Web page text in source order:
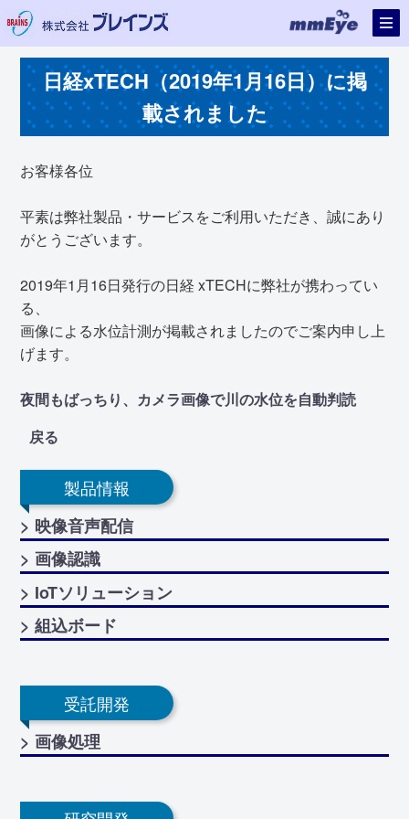
日経xTECH（2019年1月16日）に掲
載されました
お客様各位
平素は弊社製品・サービスをご利用いただき、誠にあり
がとうございます。
2019年1月16日発行の日経 xTECHに弊社が携わってい
る、
画像による水位計測が掲載されましたのでご案内申し上
げます。
夜間もばっちり、カメラ画像で川の水位を自動判読
戻る
製品情報
> 映像音声配信
> 画像認識
> IoTソリューション
> 組込ボード
受託開発
> 画像処理